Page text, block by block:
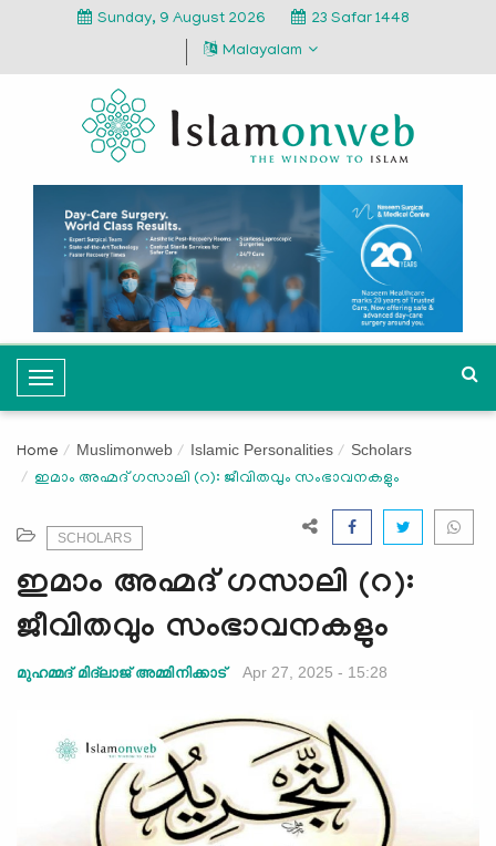
Sunday, 9 August 2026
23 Safar 1448
Malayalam
T
o
g
l
a
v
i
a
Home Muslimonweb Islamic Personalities Scholars
ഇമാം അഹ്മദ് ഗസാലി (റ): ജീവിതവും സംഭാവനകളും
SCHOLARS
ഇമാം അഹ്മദ് ഗസാലി (റ):
ജീവിതവും സംഭാവനകളും
മുഹമ്മദ് മിദ്‌ലാജ് അമ്മിനിക്കാട് Apr 27, 2025 - 15:28